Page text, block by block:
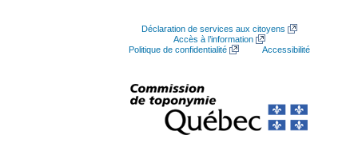
Déclaration de services aux citoyens
Accès à l’information
Politique de confidentialité
Accessibilité